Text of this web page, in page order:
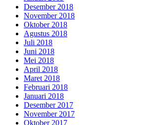
Desember 2018
November 2018
Oktober 2018
Agustus 2018
Juli 2018
Juni 2018
Mei 2018
April 2018
Maret 2018
Februari 2018
Januari 2018
Desember 2017
November 2017
Oktober 2017